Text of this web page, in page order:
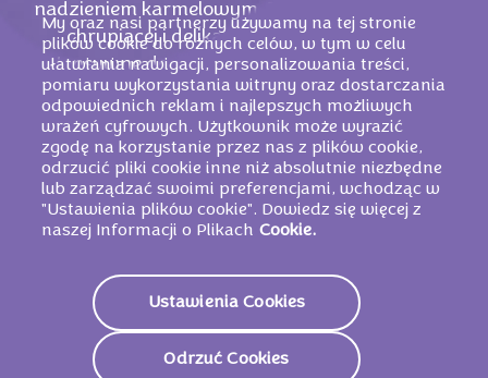
nadzieniem karmelowym. Połączenie kremowej,
chrupiącej i delikatnej tekstury zapewnia
intensywne doznania smakowe. Milka Mmmax
Peanut Caramel – po prostu mmm!
My oraz nasi partnerzy używamy na tej stronie
plików cookie do różnych celów, w tym w celu
ułatwiania nawigacji, personalizowania treści,
pomiaru wykorzystania witryny oraz dostarczania
odpowiednich reklam i najlepszych możliwych
wrażeń cyfrowych. Użytkownik może wyrazić
zgodę na korzystanie przez nas z plików cookie,
odrzucić pliki cookie inne niż absolutnie niezbędne
lub zarządzać swoimi preferencjami, wchodząc w
"Ustawienia plików cookie". Dowiedz się więcej z
naszej Informacji o Plikach Cookie.
Ustawienia Cookies
Odrzuć Cookies